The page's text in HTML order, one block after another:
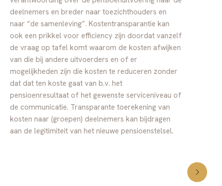
deelnemers en breder naar toezichthouders en
naar “de samenleving”. Kostentransparantie kan
ook een prikkel voor efficiency zijn doordat vanzelf
de vraag op tafel komt waarom de kosten afwijken
van die bij andere uitvoerders en of er
mogelijkheden zijn die kosten te reduceren zonder
dat dat ten koste gaat van b.v. het
pensioenresultaat of het gewenste serviceniveau of
de communicatie. Transparante toerekening van
kosten naar (groepen) deelnemers kan bijdragen
aan de legitimiteit van het nieuwe pensioenstelsel.